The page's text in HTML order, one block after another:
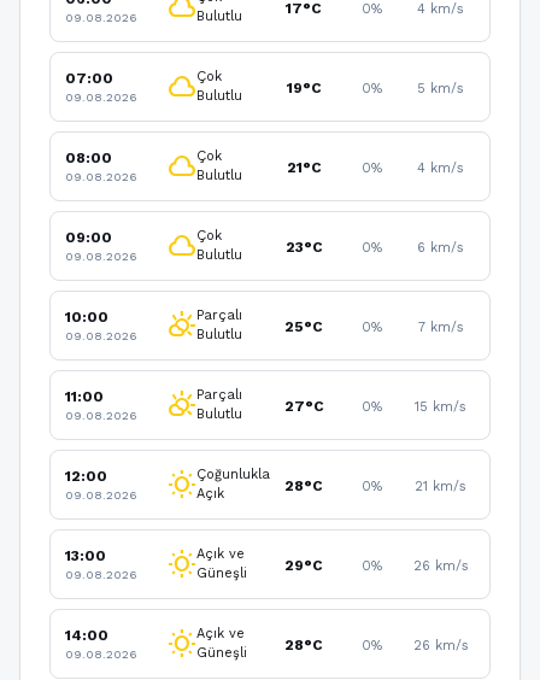
09.08.2026 cloudBulutlu
17°C 0% 4 km/s
07:00
09.08.2026 cloudÇok
Bulutlu
19°C 0% 5 km/s
08:00
09.08.2026 cloudÇok
Bulutlu
21°C 0% 4 km/s
09:00
09.08.2026 cloudÇok
Bulutlu
23°C 0% 6 km/s
10:00
09.08.2026 partly_cloudy_dayParçalı
Bulutlu
25°C 0% 7 km/s
11:00
09.08.2026 partly_cloudy_dayParçalı
Bulutlu
27°C 0% 15 km/s
12:00
09.08.2026 wb_sunnyÇoğunlukla
Açık
28°C 0% 21 km/s
13:00
09.08.2026 wb_sunnyAçık ve
Güneşli
29°C 0% 26 km/s
14:00
09.08.2026 wb_sunnyAçık ve
Güneşli
28°C 0% 26 km/s